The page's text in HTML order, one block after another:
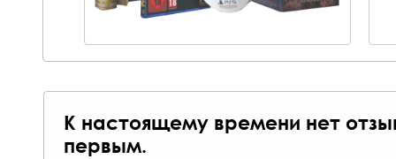
К настоящему времени нет
первым.